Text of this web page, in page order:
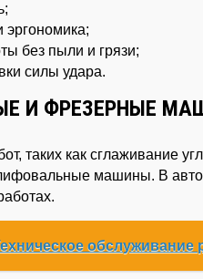
без пыли и грязи;
силы удара.
И ФРЕЗЕРНЫЕ
таких как сглаживание
машины. В